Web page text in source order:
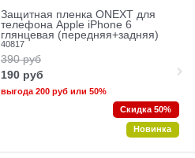
Защитная пленка ONEXT для
телефона Apple iPhone 6
глянцевая (передняя+задняя)
40817
390 руб
190 руб
выгода200 рубили 50%
Скидка 50%
Новинка